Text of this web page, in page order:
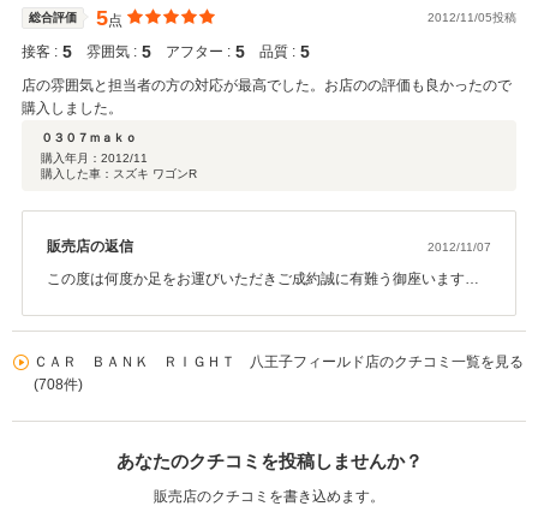
総合評価 5点 2012/11/05投稿
接客 : 5 雰囲気 : 5 アフター : 5 品質 : 5
店の雰囲気と担当者の方の対応が最高でした。お店のの評価も良かったので
購入しました。
０３０７ｍａｋｏ
購入年月： 2012/11
購入した車：スズキ ワゴンR
販売店の返信 2012/11/07
この度は何度か足をお運びいただきご成約誠に有難う御座います。
るよう精一杯頑張りたいと思います。この度は有難う御座いまし
た。
ＣＡＲ ＢＡＮＫ ＲＩＧＨＴ 八王子フィールド店のクチコミ一覧を見る
(708件)
あなたのクチコミを投稿しませんか？
販売店のクチコミを書き込めます。